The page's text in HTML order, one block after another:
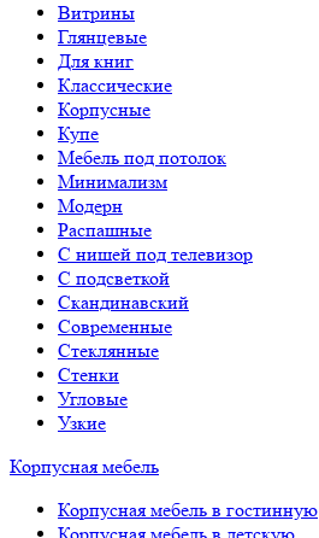
Витрины
Глянцевые
Для книг
Классические
Корпусные
Купе
Мебель под потолок
Минимализм
Модерн
Распашные
С нишей под телевизор
С подсветкой
Скандинавский
Современные
Стеклянные
Стенки
Угловые
Узкие
Корпусная мебель
Корпусная мебель в гостинную